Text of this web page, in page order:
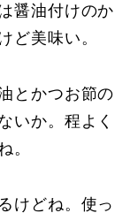
醤油付けのか
ど美味い。
とかつお節の
いか。程よく
。
けどね。使っ